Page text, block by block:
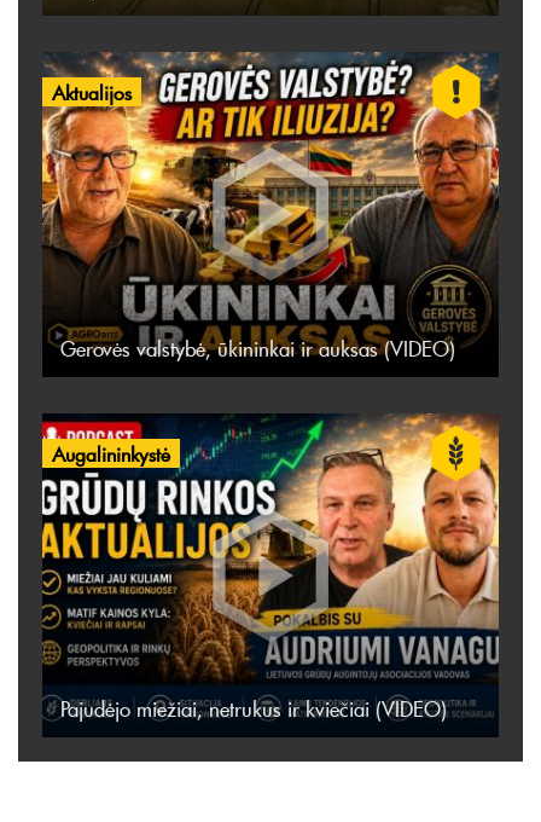
Aktualijos
Gerovės valstybė, ūkininkai ir auksas (VIDEO)
Augalininkystė
Pajudėjo miežiai, netrukus ir kviečiai (VIDEO)